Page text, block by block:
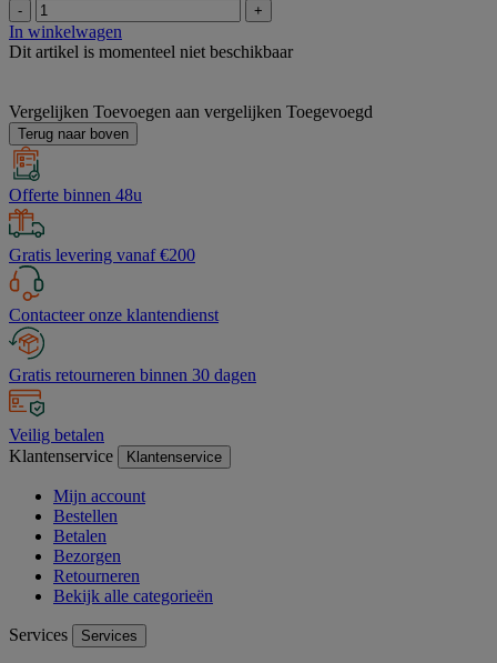
- +
In winkelwagen
Dit artikel is momenteel niet beschikbaar
Vergelijken Toevoegen aan vergelijken Toegevoegd
Terug naar boven
Offerte binnen 48u
Gratis levering vanaf €200
Contacteer onze klantendienst
Gratis retourneren binnen 30 dagen
Veilig betalen
Klantenservice
Klantenservice
Mijn account
Bestellen
Betalen
Bezorgen
Retourneren
Bekijk alle categorieën
Services Services